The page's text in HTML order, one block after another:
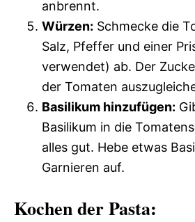
anbrennt.
Würzen: Schmecke die
Salz, Pfeffer und einer
verwendet) ab. Der
der Tomaten
Basilikum hinzufügen:
Basilikum in die
alles gut. Hebe etwas
Garnieren auf.
Kochen der Pasta: